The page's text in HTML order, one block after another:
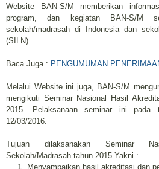
Website BAN-S/M memberikan
program, dan kegiatan BAN-S/M
sekolah/madrasah di Indonesia dan
(SILN).
Baca Juga : PENGUMUMAN
Melalui Website ini juga, BAN-S/M
mengikuti Seminar Nasional Hasil
2015. Pelaksanaan seminar ini pada
12/03/2016.
Tujuan dilaksanakan Seminar
Sekolah/Madrasah tahun 2015 Yakni :
Menyampaikan hasil akreditasi dan